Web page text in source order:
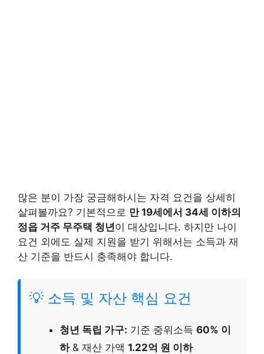
많은 분이 가장 궁금해하시는 자격 요건을 상세히
살펴볼까요? 기본적으로 만 19세에서 34세 이하의
정읍 거주 무주택 청년이 대상입니다. 하지만 나이
요건 외에도 실제 지원을 받기 위해서는 소득과 재
산 기준을 반드시 충족해야 합니다.
💡 소득 및 자산 핵심 요건
청년 독립 가구: 기준 중위소득 60% 이
하& 재산 가액 1.22억 원 이하